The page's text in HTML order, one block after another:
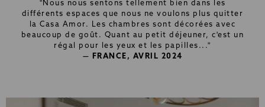
"Nous nous sentons tellement bien dans les
différents espaces que nous ne voulons plus quitter
la Casa Amor. Les chambres sont décorées avec
beaucoup de goût. Quant au petit déjeuner, c'est un
régal pour les yeux et les papilles..."
— FRANCE, AVRIL 2024